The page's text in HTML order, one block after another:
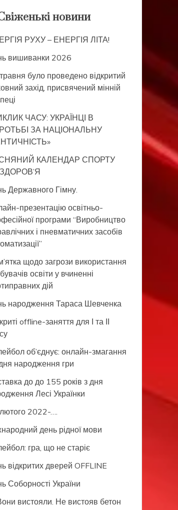
новини
РУХУ – ЕНЕРГІЯ ЛІТА!
вишиванки 2026
було проведено відкритий
захід, присвячений мінній
ЧАСУ: УКРАЇНЦІ В
ЗА НАЦІОНАЛЬНУ
КАЛЕНДАР СПОРТУ
Державного Гімну.
презентацію освітньо-
програми “Виробництво
і пневматичних засобів
щодо загрози використання
освіти у вчиненні
дій
народження Тараса Шевченка
offline-заняття для І та ІІ
об’єднує: онлайн-змагання
народження гри
до до 155 років з дня
Лесі Українки
2022-….
день рідної мови
гра, що не старіє
відкритих дверей OFFLINE
Соборності України
вистояли. Не вистояв бетон